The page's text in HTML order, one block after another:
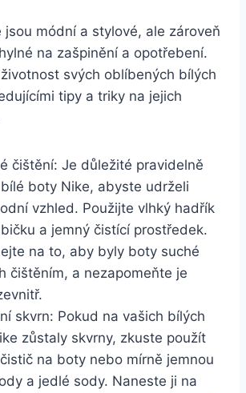
jsou módní a stylové, ale zároveň
na zašpinění a opotřebení.
svých oblíbených bílých
tipy‌ a triky na jejich​
čištění: Je důležité pravidelně
boty Nike, ‍abyste udrželi
vzhled. Použijte vlhký hadřík
a ‌jemný čistící prostředek.
na to, ‌aby byly‍ boty suché
čištěním, a nezapomeňte je
skvrn: Pokud na vašich bílých
zůstaly skvrny, zkuste použít
na boty nebo mírně jemnou
a jedlé sody. Naneste ji na